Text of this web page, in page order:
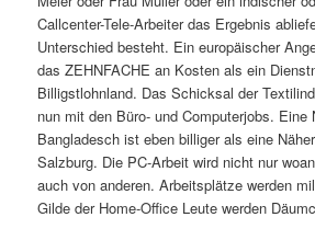
Callcenter-Tele-Arbeiter das Ergebnis
Unterschied besteht. Ein europäischer
das ZEHNFACHE an Kosten als ein
Billigstlohnland. Das Schicksal der
nun mit den Büro- und Computerjobs. Eine
Bangladesch ist eben billiger als eine
Salzburg. Die PC-Arbeit wird nicht nur
auch von anderen. Arbeitsplätze werden
Gilde der Home-Office Leute werden